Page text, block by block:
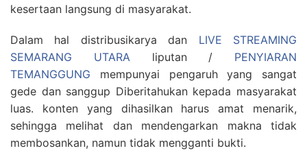
kesertaan langsung di masyarakat.
Dalam hal distribusikarya dan LIVE STREAMING
SEMARANG UTARAliputan / PENYIARAN
TEMANGGUNG mempunyai pengaruh yang sangat
gede dan sanggup Diberitahukan kepada masyarakat
luas. konten yang dihasilkan harus amat menarik,
sehingga melihat dan mendengarkan makna tidak
membosankan, namun tidak mengganti bukti.